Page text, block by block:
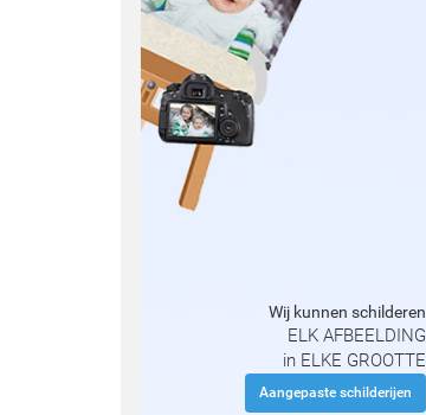
Wij kunnen schilderen
ELK AFBEELDING
in ELKE GROOTTE
Aangepaste schilderijen